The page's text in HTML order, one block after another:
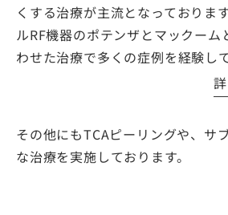
くする治療が主流となっておりま
ルRF機器のポテンザとマックーム
わせた治療で多くの症例を経験し
その他にもTCAピーリングや、サ
な治療を実施しております。